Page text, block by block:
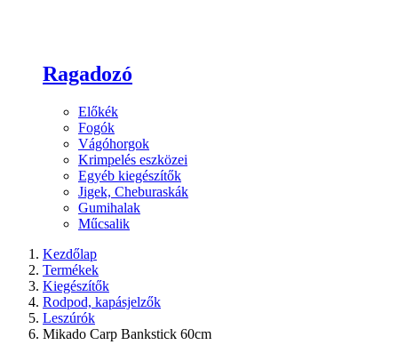
Ragadozó
Előkék
Fogók
Vágóhorgok
Krimpelés eszközei
Egyéb kiegészítők
Jigek, Cheburaskák
Gumihalak
Műcsalik
Kezdőlap
Termékek
Kiegészítők
Rodpod, kapásjelzők
Leszúrók
Mikado Carp Bankstick 60cm